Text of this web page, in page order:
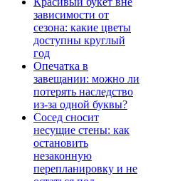
зависимости от
сезона: какие цветы
доступны круглый
год
Опечатка в
завещании: можно ли
потерять наследство
из-за одной буквы?
Сосед сносит
несущие стены: как
остановить
незаконную
перепланировку и не